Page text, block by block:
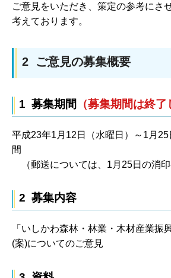
ご意見をいただき、策定の参考にさ
考えております。
2 ご意見の募集概要
1 募集期間 （募集期間は終了
平成23年1月12日（水曜日）～1月25
間
（郵送については、1月25日の消印
2 募集内容
「いしかわ森林・林業・木材産業振
(案)についてのご意見